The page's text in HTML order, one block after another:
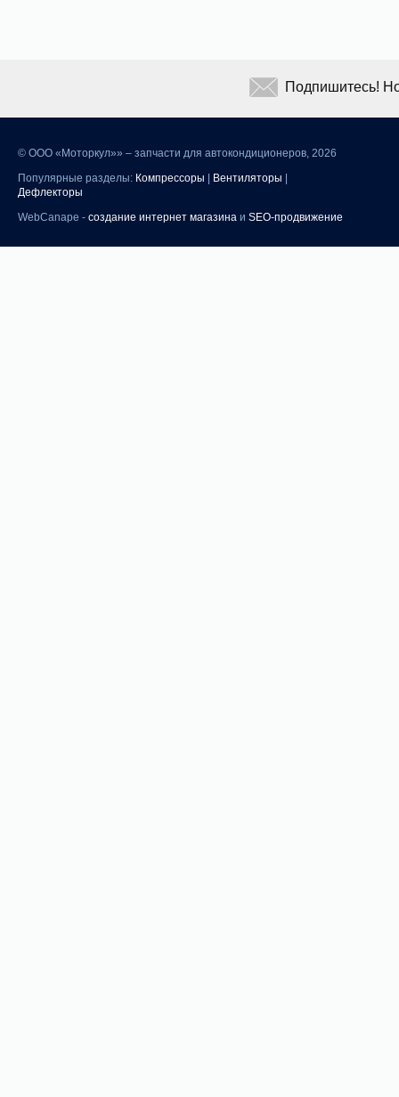
© ООО «Моторкул»» – запчасти для автокондиционеров, 2026
Популярные разделы: Компрессоры Вентиляторы
Дефлекторы
WebCanape - создание интернет магазина и SEO-продвижение
Подпишитесь!